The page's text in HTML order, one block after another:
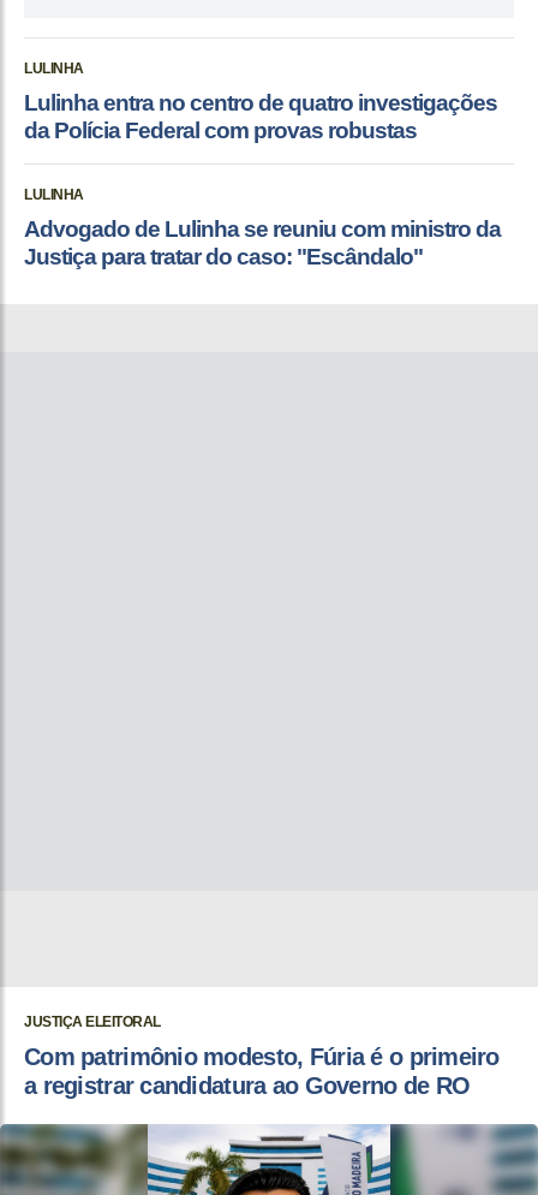
LULINHA
Lulinha entra no centro de quatro investigações
da Polícia Federal com provas robustas
LULINHA
Advogado de Lulinha se reuniu com ministro da
Justiça para tratar do caso: "Escândalo"
JUSTIÇA ELEITORAL
Com patrimônio modesto, Fúria é o primeiro
a registrar candidatura ao Governo de RO